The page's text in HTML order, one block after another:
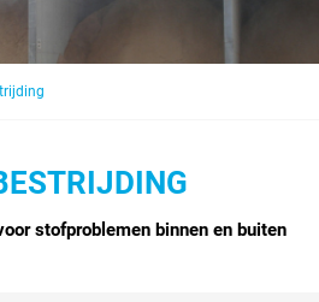
stofproblemen binnen en buiten